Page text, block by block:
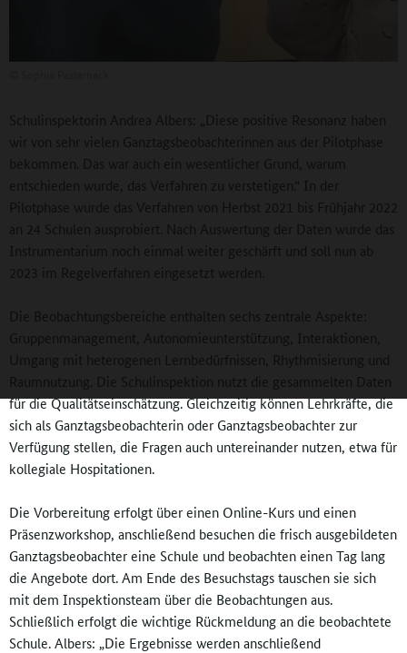
Schulinspektorin Andrea Albers: „Diese positive Resonanz haben
wir von sehr vielen Ganztagsbeobachterinnen aus der Pilotphase
bekommen. Das war auch ein wesentlicher Grund, warum
entschieden wurde, das Verfahren zu verstetigen.“ In der
Pilotphase wurde das Verfahren von Herbst 2021 bis Frühjahr 2022
an 24 Schulen ausprobiert. Nach Auswertung der Daten wurde das
Instrumentarium noch einmal weiter geschärft und soll nun ab
2023 im Regelverfahren eingesetzt werden.
Die Beobachtungsbereiche enthalten sechs zentrale Aspekte:
Gruppenmanagement, Autonomieunterstützung, Interaktionen,
Umgang mit heterogenen Lernbedürfnissen, Rhythmisierung und
Raumnutzung. Die Schulinspektion nutzt die gesammelten Daten
für die Qualitätseinschätzung. Gleichzeitig können Lehrkräfte, die
sich als Ganztagsbeobachterin oder Ganztagsbeobachter zur
Verfügung stellen, die Fragen auch untereinander nutzen, etwa für
kollegiale Hospitationen.
Die Vorbereitung erfolgt über einen Online-Kurs und einen
Präsenzworkshop, anschließend besuchen die frisch ausgebildeten
Ganztagsbeobachter eine Schule und beobachten einen Tag lang
die Angebote dort. Am Ende des Besuchstags tauschen sie sich
mit dem Inspektionsteam über die Beobachtungen aus.
Schließlich erfolgt die wichtige Rückmeldung an die beobachtete
Schule. Albers: „Die Ergebnisse werden anschließend